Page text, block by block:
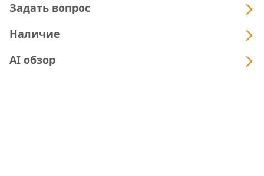
Задать вопрос
Наличие
AI обзор